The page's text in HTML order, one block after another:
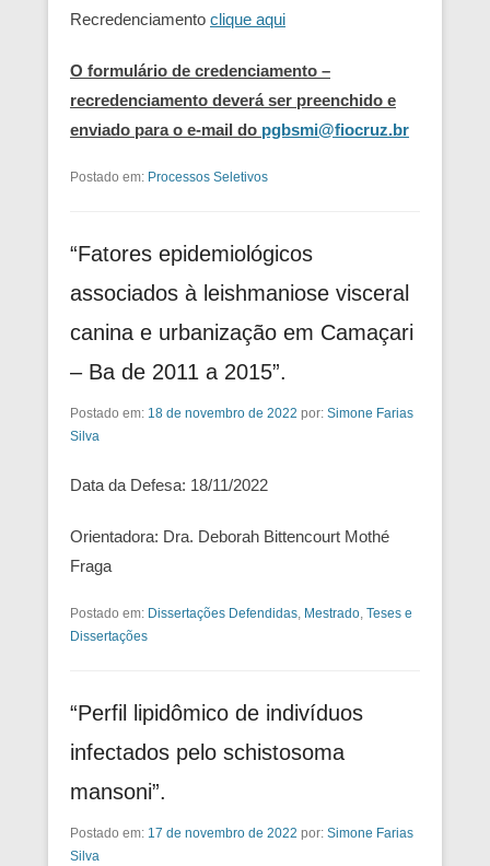
Recredenciamento clique aqui
O formulário de credenciamento –
recredenciamento deverá ser preenchido e
enviado para o e-mail do pgbsmi@fiocruz.br
Postado em: Processos Seletivos
“Fatores epidemiológicos
associados à leishmaniose visceral
canina e urbanização em Camaçari
– Ba de 2011 a 2015”.
Postado em: 18 de novembro de 2022 por: Simone Farias
Silva
Data da Defesa: 18/11/2022
Orientadora: Dra. Deborah Bittencourt Mothé
Fraga
Postado em: Dissertações Defendidas, Mestrado, Teses e
Dissertações
“Perfil lipidômico de indivíduos
infectados pelo schistosoma
mansoni”.
Postado em: 17 de novembro de 2022 por: Simone Farias
Silva